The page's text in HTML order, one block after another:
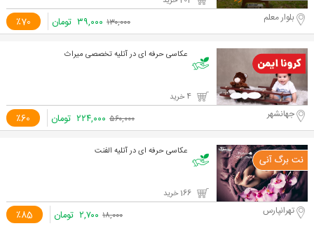
٪70 بلوار معلم ۱۳۰,۰۰۰ ۳۹,۰۰۰ تومان
عکاسی حرفه ای در آتلیه تخصصی میراث
٪60 جهانشهر ۵۶۰,۰۰۰ ۲۲۴,۰۰۰ تومان
عکاسی حرفه ای در آتلیه الفنت
٪85 تهرانپارس ۱۸,۰۰۰ ۲,۷۰۰ تومان